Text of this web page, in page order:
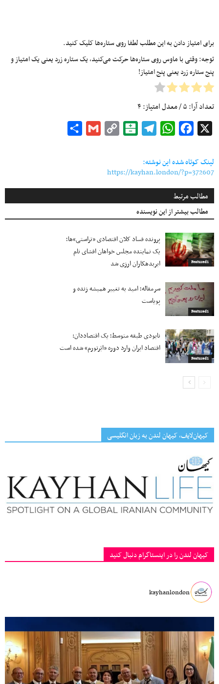
برای امتیاز دادن به این مطلب لطفا روی ستاره‌ها کلیک کنید.
توجه: وقتی با ماوس روی ستاره‌ها حرکت می‌کنید، یک ستاره زرد یعنی یک امتیاز و
پنج ستاره زرد یعنی پنج امتیاز!
تعداد آرا:۵/ معدل امتیاز:۴
Facebook
WhatsApp
Telegram
Balatarin
Copy
Gmail
لینک کوتاه شده این نوشته:
https://kayhan.london/?p=372607
مطالب مرتبط
مطالب بیشتر از این نویسنده
Featured1
پرونده فساد کلان اقتصادی «تراستی»ها؛
یک نماینده مجلس خواهان افشای نام
ابربدهکاران ارزی شد
Featured1
سرمقاله؛ امید به تغییر همیشه زنده و
پویاست
Featured1
نابودی طبقه متوسط؛ یک اقتصاددان:
اقتصاد ایران وارد دوره «ابَرتورم» شده‌ است
کیهان‌لایف، کیهان لندن به زبان انگلیسی
کیهان لندن را در اینستاگرام دنبال کنید
kayhanlondon